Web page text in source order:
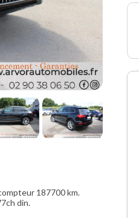
187700 km.
din.